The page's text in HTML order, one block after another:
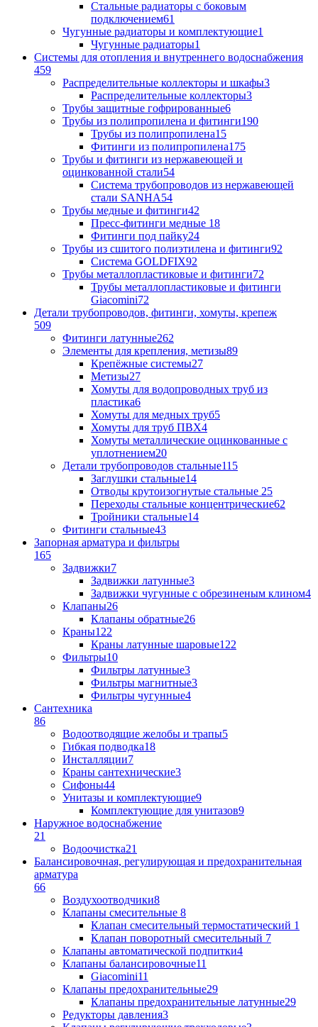
Стальные радиаторы с боковым
подключением61
Чугунные радиаторы и комплектующие1
Чугунные радиаторы1
Системы для отопления и внутреннего водоснабжения
459
Распределительные коллекторы и шкафы3
Распределительные коллекторы3
Трубы защитные гофрированные6
Трубы из полипропилена и фитинги190
Трубы из полипропилена15
Фитинги из полипропилена175
Трубы и фитинги из нержавеющей и
оцинкованной стали54
Система трубопроводов из нержавеющей
стали SANHA54
Трубы медные и фитинги42
Пресс-фитинги медные 18
Фитинги под пайку24
Трубы из сшитого полиэтилена и фитинги92
Система GOLDFIX92
Трубы металлопластиковые и фитинги72
Трубы металлопластиковые и фитинги
Giacomini72
Детали трубопроводов, фитинги, хомуты, крепеж
509
Фитинги латунные262
Элементы для крепления, метизы89
Крепёжные системы27
Метизы27
Хомуты для водопроводных труб из
пластика6
Хомуты для медных труб5
Хомуты для труб ПВХ4
Хомуты металлические оцинкованные с
уплотнением20
Детали трубопроводов стальные115
Заглушки стальные14
Отводы крутоизогнутые стальные 25
Переходы стальные концентрические62
Тройники стальные14
Фитинги стальные43
Запорная арматура и фильтры
165
Задвижки7
Задвижки латунные3
Задвижки чугунные с обрезиненым клином4
Клапаны26
Клапаны обратные26
Краны122
Краны латунные шаровые122
Фильтры10
Фильтры латунные3
Фильтры магнитные3
Фильтры чугунные4
Сантехника
86
Водоотводящие желобы и трапы5
Гибкая подводка18
Инсталляции7
Краны сантехнические3
Сифоны44
Унитазы и комплектующие9
Комплектующие для унитазов9
Наружное водоснабжение
21
Водоочистка21
Балансировочная, регулирующая и предохранительная
арматура
66
Воздухоотводчики8
Клапаны cмесительные 8
Клапан cмесительный термостатический 1
Клапан поворотный cмесительный 7
Клапаны автоматической подпитки4
Клапаны балансировочные11
Giacomini11
Клапаны предохранительные29
Клапаны предохранительные латунные29
Редукторы давления3